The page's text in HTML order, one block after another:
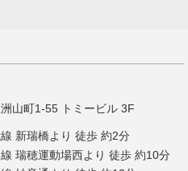
山町1-55 トミービル 3F
新瑞橋より 徒歩 約2分
瑞穂運動場西より 徒歩 約10分